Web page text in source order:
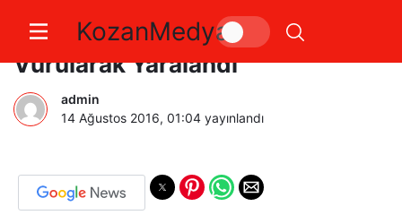
KozanMedya
Fekede Bir Kişi Av tüfeği İle
Vurularak Yaralandı
admin
14 Ağustos 2016, 01:04 yayınlandı